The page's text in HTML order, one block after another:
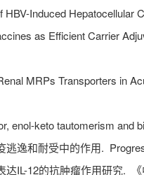
Induced Hepatocellular
as Efficient Carrier
MRPs Transporters in
enol-keto tautomerism and
逃逸和耐受中的作用.
IL-12的抗肿瘤作用研究.